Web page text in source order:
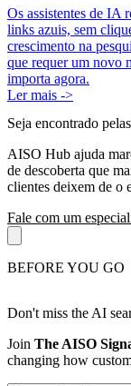
Os assistentes de IA
links azuis, sem
crescimento na
que requer um novo
importa agora.
Ler mais ->
Seja encontrado
AISO Hub ajuda
de descoberta que
clientes deixem de o
Fale com um
BEFORE YOU GO
Don't miss the AI
Join The AISO
changing how